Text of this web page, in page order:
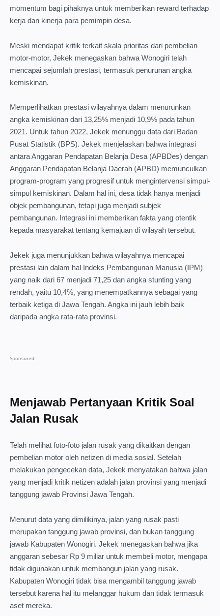
momentum bagi pihaknya untuk memberikan reward terhadap
kerja dan kinerja para pemimpin desa.
Meski mendapat kritik terkait skala prioritas dari pembelian
motor-motor, Jekek menegaskan bahwa Wonogiri telah
mencapai sejumlah prestasi, termasuk penurunan angka
kemiskinan.
Memperlihatkan prestasi wilayahnya dalam menurunkan
angka kemiskinan dari 13,25% menjadi 10,9% pada tahun
2021. Untuk tahun 2022, Jekek menunggu data dari Badan
Pusat Statistik (BPS). Jekek menjelaskan bahwa integrasi
antara Anggaran Pendapatan Belanja Desa (APBDes) dengan
Anggaran Pendapatan Belanja Daerah (APBD) memunculkan
program-program yang progresif untuk mengintervensi simpul-
simpul kemiskinan. Dalam hal ini, desa tidak hanya menjadi
objek pembangunan, tetapi juga menjadi subjek
pembangunan. Integrasi ini memberikan fakta yang otentik
kepada masyarakat tentang kemajuan di wilayah tersebut.
Jekek juga menunjukkan bahwa wilayahnya mencapai
prestasi lain dalam hal Indeks Pembangunan Manusia (IPM)
yang naik dari 67 menjadi 71,25 dan angka stunting yang
rendah, yaitu 10,4%, yang menempatkannya sebagai yang
terbaik ketiga di Jawa Tengah. Angka ini jauh lebih baik
daripada angka rata-rata provinsi.
Menjawab Pertanyaan Kritik Soal
Jalan Rusak
Telah melihat foto-foto jalan rusak yang dikaitkan dengan
pembelian motor oleh netizen di media sosial. Setelah
melakukan pengecekan data, Jekek menyatakan bahwa jalan
yang menjadi kritik netizen adalah jalan provinsi yang menjadi
tanggung jawab Provinsi Jawa Tengah.
Menurut data yang dimilikinya, jalan yang rusak pasti
merupakan tanggung jawab provinsi, dan bukan tanggung
jawab Kabupaten Wonogiri. Jekek menegaskan bahwa jika
anggaran sebesar Rp 9 miliar untuk membeli motor, mengapa
tidak digunakan untuk membangun jalan yang rusak.
Kabupaten Wonogiri tidak bisa mengambil tanggung jawab
tersebut karena hal itu melanggar hukum dan tidak termasuk
aset mereka.